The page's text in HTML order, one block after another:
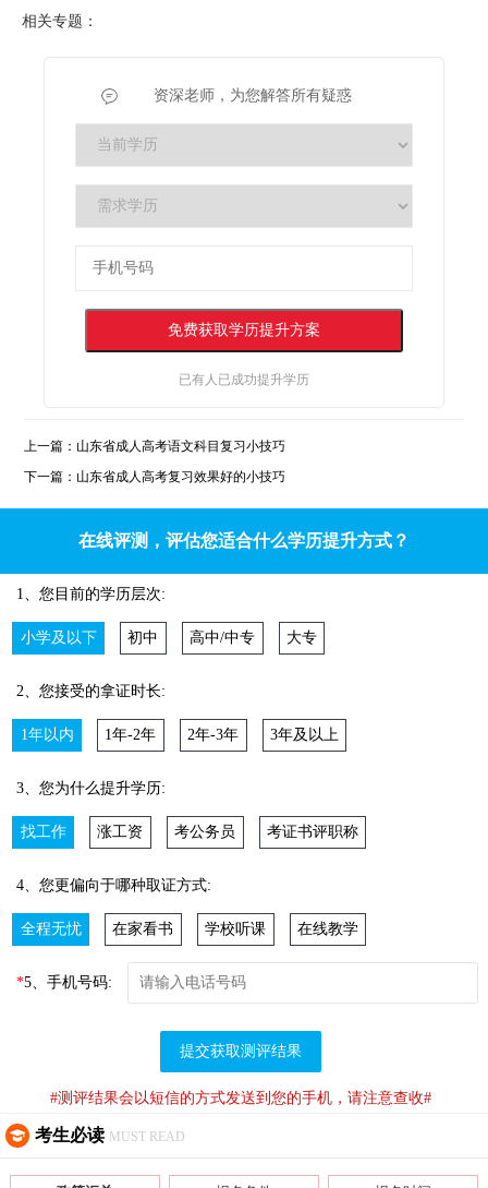
相关专题：
资深老师，为您解答所有疑惑
已有 人已成功提升学历
上一篇： 山东省成人高考语文科目复习小技巧
下一篇： 山东省成人高考复习效果好的小技巧
在线评测，评估您适合什么学历提升方式？
1、您目前的学历层次:
小学及以下 初中 高中/中专 大专
2、您接受的拿证时长:
1年以内 1年-2年 2年-3年 3年及以上
3、您为什么提升学历:
找工作 涨工资 考公务员 考证书评职称
4、您更偏向于哪种取证方式:
全程无忧 在家看书 学校听课 在线教学
*5、手机号码:
提交获取测评结果
#测评结果会以短信的方式发送到您的手机，请注意查收#
考生必读 MUST READ